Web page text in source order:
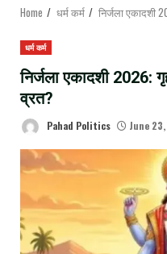
Home धर्म कर्म निर्जला
धर्म कर्म
निर्जला एकादशी
व्रत?
Pahad Politics June